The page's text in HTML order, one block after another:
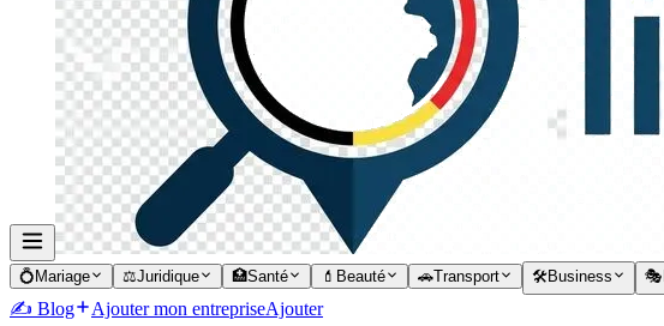
💍 Mariage ⚖️Juridique 🏥Santé 💄 Beauté 🚗Transport 🛠️Business 🎭
✍️ Blog Ajouter mon entrepriseAjouter